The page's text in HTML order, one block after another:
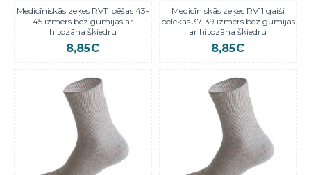
Medicīniskās zeķes RV11 bēšas 43-
45 izmērs bez gumijas ar
hitozāna šķiedru
8,85€
Medicīniskās zeķes RV11 gaiši
pelēkas 37-39 izmērs bez gumijas
ar hitozāna šķiedru
8,85€